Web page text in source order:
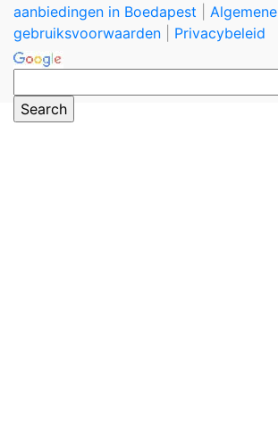
aanbiedingen in Boedapest
Algemene
gebruiksvoorwaarden
Privacybeleid